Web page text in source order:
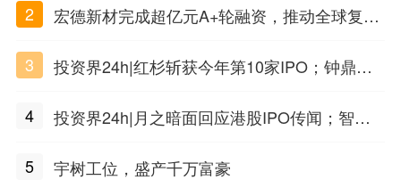
2
宏德新材完成超亿元A+轮融资，推动全球复合
3
投资界24h|红杉斩获今年第10家IPO；钟鼎投
水
4
投资界24h|月之暗面回应港股IPO传闻；智元
5
宇树工位，盛产千万富豪